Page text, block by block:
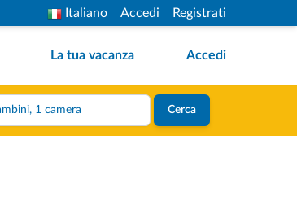
Italiano Accedi Registrati
La tua vacanza Accedi
2 adulti, 0 bambini, 1 camera Cerca